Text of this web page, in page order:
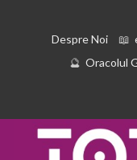
Despre Noi
Oracolul